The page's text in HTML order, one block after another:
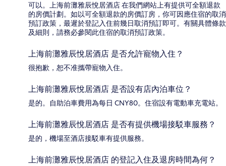
可以。上海前灘雅辰悅居酒店 在我們網站上有提供可全額退款
的房價計劃。如以可全額退款的房價訂房，你可因應住宿的取消
預訂政策，最遲於登記入住前幾日取消預訂即可。有關具體條款
及細則，請務必參閱此住宿的取消預訂政策。
上海前灘雅辰悅居酒店 是否允許寵物入住？
很抱歉，恕不准攜帶寵物入住。
上海前灘雅辰悅居酒店 是否設有店內泊車位？
是的。自助泊車費用為每日 CNY80。住宿設有電動車充電站。
上海前灘雅辰悅居酒店 是否有提供機場接駁車服務？
是的，機場至酒店接駁車有提供服務。
上海前灘雅辰悅居酒店 的登記入住及退房時間為何？